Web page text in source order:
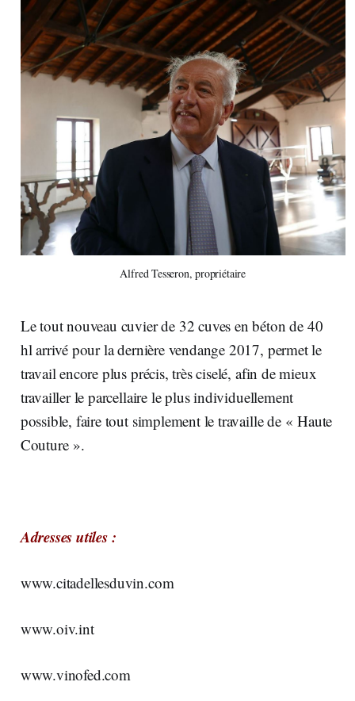
Alfred Tesseron, propriétaire
Le tout nouveau cuvier de 32 cuves en béton de 40
hl arrivé pour la dernière vendange 2017, permet le
travail encore plus précis, très ciselé, afin de mieux
travailler le parcellaire le plus individuellement
possible, faire tout simplement le travaille de « Haute
Couture ».
Adresses utiles :
www.citadellesduvin.com
www.oiv.int
www.vinofed.com